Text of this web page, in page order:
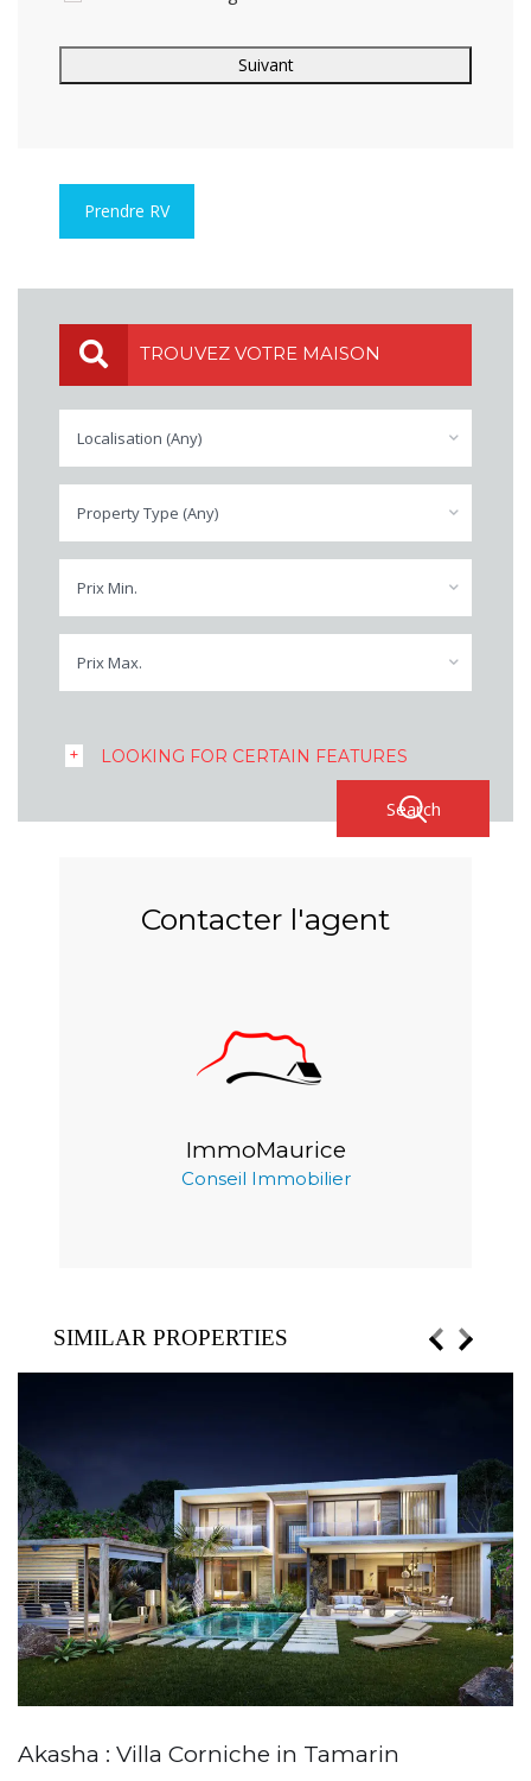
Prendre RV
TROUVEZ VOTRE MAISON
Localisation (Any)
Property Type (Any)
Prix Min.
Prix Max.
LOOKING FOR CERTAIN FEATURES
Contacter l'agent
ImmoMaurice
Conseil Immobilier
SIMILAR PROPERTIES
Akasha : Villa Corniche in Tamarin